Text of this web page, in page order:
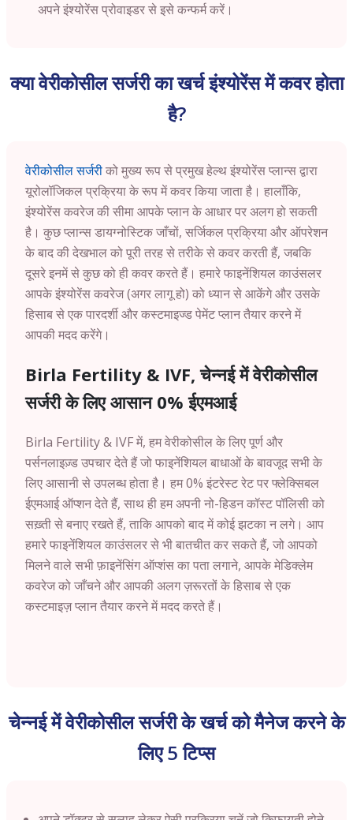
अपने इंश्योरेंस प्रोवाइडर से इसे कन्फर्म करें।
क्या वेरीकोसील सर्जरी का खर्च इंश्योरेंस में कवर होता
है?
वेरीकोसील सर्जरीको मुख्य रूप से प्रमुख हेल्थ इंश्योरेंस प्लान्स द्वारा
यूरोलॉजिकल प्रक्रिया के रूप में कवर किया जाता है। हालाँकि,
इंश्योरेंस कवरेज की सीमा आपके प्लान के आधार पर अलग हो सकती
है। कुछ प्लान्स डायग्नोस्टिक जाँचों, सर्जिकल प्रक्रिया और ऑपरेशन
के बाद की देखभाल को पूरी तरह से तरीके से कवर करती हैं, जबकि
दूसरे इनमें से कुछ को ही कवर करते हैं। हमारे फाइनेंशियल काउंसलर
आपके इंश्योरेंस कवरेज (अगर लागू हो) को ध्यान से आकेंगे और उसके
हिसाब से एक पारदर्शी और कस्टमाइज्ड पेमेंट प्लान तैयार करने में
आपकी मदद करेंगे।
Birla Fertility & IVF, चेन्नई में वेरीकोसील
सर्जरी के लिए आसान 0% ईएमआई
Birla Fertility & IVF में, हम वेरीकोसील के लिए पूर्ण और
पर्सनलाइज़्ड उपचार देते हैं जो फाइनेंशियल बाधाओं के बावजूद सभी के
लिए आसानी से उपलब्ध होता है। हम 0% इंटरेस्ट रेट पर फ्लेक्सिबल
ईएमआई ऑप्शन देते हैं, साथ ही हम अपनी नो-हिडन कॉस्ट पॉलिसी को
सख़्ती से बनाए रखते हैं, ताकि आपको बाद में कोई झटका न लगे। आप
हमारे फाइनेंशियल काउंसलर से भी बातचीत कर सकते हैं, जो आपको
मिलने वाले सभी फ़ाइनेंसिंग ऑप्शंस का पता लगाने, आपके मेडिक्लेम
कवरेज को जाँचने और आपकी अलग ज़रूरतों के हिसाब से एक
कस्टमाइज़ प्लान तैयार करने में मदद करते हैं।
चेन्नई में वेरीकोसील सर्जरी के खर्च को मैनेज करने के
लिए 5 टिप्स